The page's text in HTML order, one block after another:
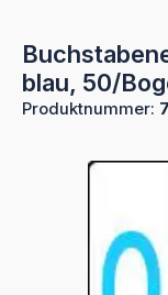
blau, 50/
Produktnummer:
Bildergalerie